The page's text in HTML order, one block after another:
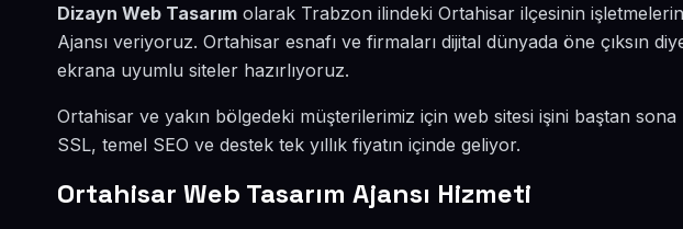
Dizayn Web Tasarım olarak Trabzon ilindeki Ortahisar ilçesinin
Ajansı veriyoruz. Ortahisar esnafı ve firmaları dijital dünyada öne çıksın
ekrana uyumlu siteler hazırlıyoruz.
Ortahisar ve yakın bölgedeki müşterilerimiz için web sitesi işini baştan
SSL, temel SEO ve destek tek yıllık fiyatın içinde geliyor.
Ortahisar Web Tasarım Ajansı Hizmeti